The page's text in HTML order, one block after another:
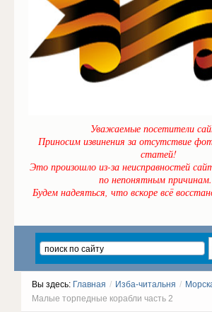
Уважаемые посетители
Приносим извинения за отсутствие
статей!
Это произошло из-за неисправностей
по непонятным
Будем надеяться, что вскоре всё
Вы здесь: Главная / Изба-читальня /
Малые торпедные корабли часть 2